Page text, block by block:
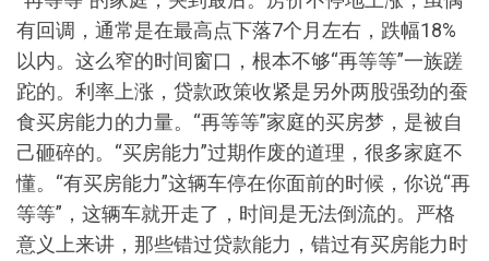
有回调，通常是在最高点下落7个月左右，跌幅18%
以内。这么窄的时间窗口，根本不够“再等等”一族蹉
跎的。利率上涨，贷款政策收紧是另外两股强劲的蚕
食买房能力的力量。“再等等”家庭的买房梦，是被自
己砸碎的。“买房能力”过期作废的道理，很多家庭不
懂。“有买房能力”这辆车停在你面前的时候，你说“再
等等”，这辆车就开走了，时间是无法倒流的。严格
意义上来讲，那些错过贷款能力，错过有买房能力时